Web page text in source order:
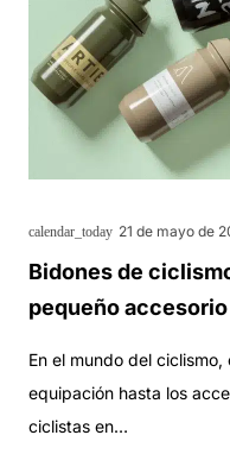
calendar_today 21 de mayo de
Bidones de
pequeño
En el mundo del
equipación hasta los
ciclistas en…